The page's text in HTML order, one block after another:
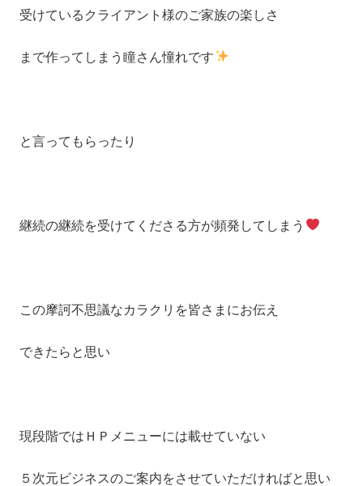
受けているクライアント様のご家族の楽しさ
まで作ってしまう瞳さん憧れです
と言ってもらったり
継続の継続を受けてくださる方が頻発してしまう
この摩訶不思議なカラクリを皆さまにお伝え
できたらと思い
現段階ではＨＰメニューには載せていない
５次元ビジネスのご案内をさせていただければと思い